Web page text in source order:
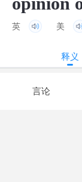
英 美
释义
言论